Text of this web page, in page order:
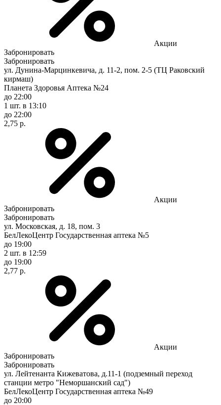
Акции
Забронировать
Забронировать
ул. Дунина-Марцинкевича, д. 11-2, пом. 2-5 (ТЦ Раковский
кирмаш)
Планета Здоровья Аптека №24
до 22:00
1 шт. в 13:10
до 22:00
2,75 р.
Акции
Забронировать
Забронировать
ул. Московская, д. 18, пом. 3
БелЛекоЦентр Государственная аптека №5
до 19:00
2 шт. в 12:59
до 19:00
2,77 р.
Акции
Забронировать
Забронировать
ул. Лейтенанта Кижеватова, д.11-1 (подземный переход
станции метро "Неморшанский сад")
БелЛекоЦентр Государственная аптека №49
до 20:00